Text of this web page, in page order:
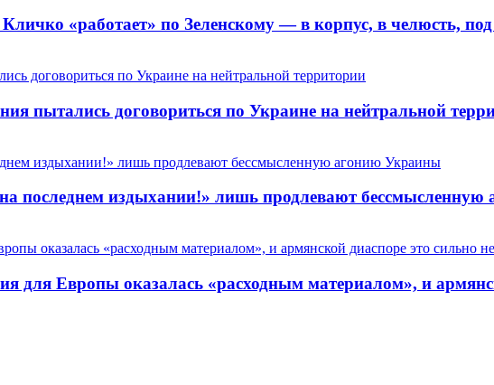
«работает» по Зеленскому — в корпус, в челюсть, под
пытались договориться по Украине на нейтральной
последнем издыхании!» лишь продлевают
для Европы оказалась «расходным материалом», и